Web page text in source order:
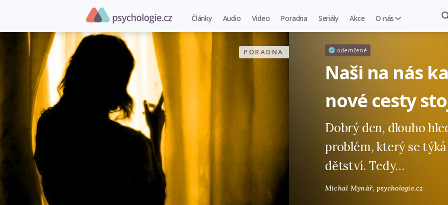
Články Audio Video Poradna Seriály Akce O nás
PORADNA odemčené
Naši na nás
nové cesty
Dobrý den, dlouho
problém, který se
dětství. Tedy…
Michal Mynář, psychologie.cz